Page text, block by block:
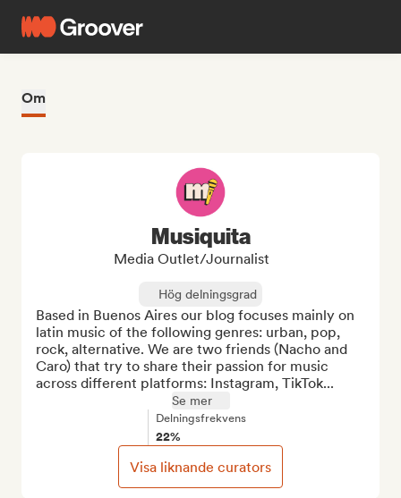
Om
Musiquita
Media Outlet/Journalist
Hög delningsgrad
Based in Buenos Aires our blog focuses mainly on
latin music of the following genres: urban, pop,
rock, alternative. We are two friends (Nacho and
Caro) that try to share their passion for music
across different platforms: Instagram, TikTok...
Se mer
Delningsfrekvens
22%
Visa liknande curators